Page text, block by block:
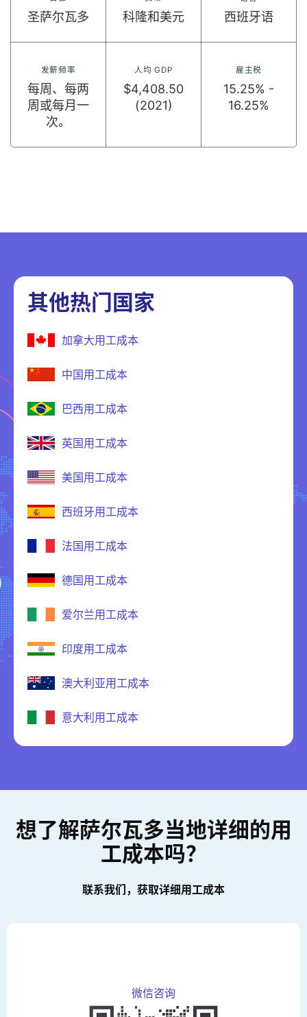
圣萨尔瓦多 科隆和美元 西班牙语
发薪频率
每周、每两
周或每月一
次。
人均 GDP
$4,408.50
(2021)
雇主税
15.25% -
16.25%
其他热门国家
加拿大用工成本
中国用工成本
巴西用工成本
英国用工成本
美国用工成本
西班牙用工成本
法国用工成本
德国用工成本
爱尔兰用工成本
印度用工成本
澳大利亚用工成本
意大利用工成本
想了解萨尔瓦多当地详细的用
工成本吗？
联系我们，获取详细用工成本
微信咨询